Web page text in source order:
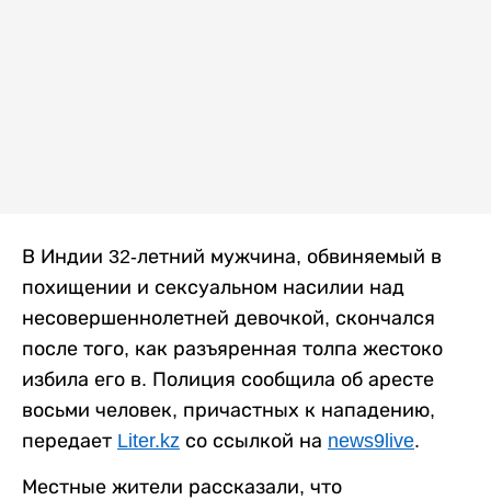
В Индии 32-летний мужчина, обвиняемый в
похищении и сексуальном насилии над
несовершеннолетней девочкой, скончался
после того, как разъяренная толпа жестоко
избила его в. Полиция сообщила об аресте
восьми человек, причастных к нападению,
передает Liter.kz со ссылкой на news9live.
Местные жители рассказали, что